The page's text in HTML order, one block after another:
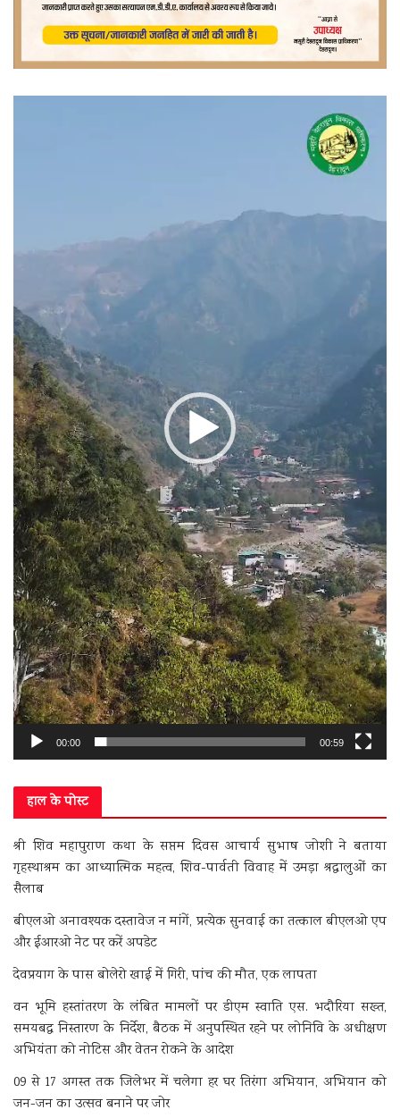
00:00 00:59
हाल के पोस्ट
श्री शिव महापुराण कथा के सप्तम दिवस आचार्य सुभाष जोशी ने बताया
गृहस्थाश्रम का आध्यात्मिक महत्व, शिव-पार्वती विवाह में उमड़ा श्रद्धालुओं का
सैलाब
बीएलओ अनावश्यक दस्तावेज न मांगें, प्रत्येक सुनवाई का तत्काल बीएलओ एप
और ईआरओ नेट पर करें अपडेट
देवप्रयाग के पास बोलेरो खाई में गिरी, पांच की मौत, एक लापता
वन भूमि हस्तांतरण के लंबित मामलों पर डीएम स्वाति एस. भदौरिया सख्त,
समयबद्ध निस्तारण के निर्देश, बैठक में अनुपस्थित रहने पर लोनिवि के अधीक्षण
अभियंता को नोटिस और वेतन रोकने के आदेश
09 से 17 अगस्त तक जिलेभर में चलेगा हर घर तिरंगा अभियान, अभियान को
जन-जन का उत्सव बनाने पर जोर